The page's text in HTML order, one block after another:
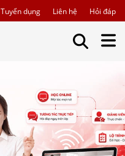
Tuyển dụng Liên hệ Hỏi đáp